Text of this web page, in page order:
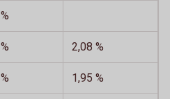
2,08 %
1,95 %